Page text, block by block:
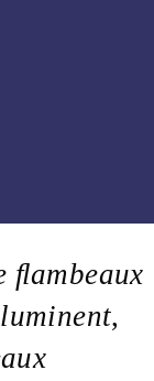
ﬂambeaux
,